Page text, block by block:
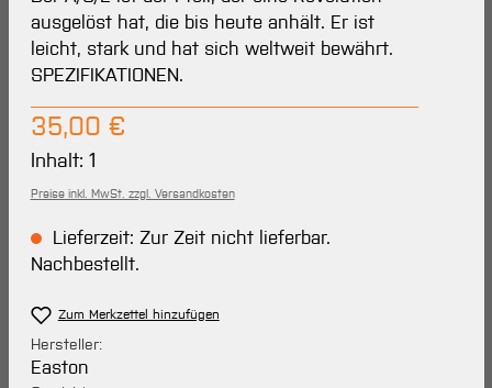
ausgelöst hat, die bis heute anhält. Er ist
leicht, stark und hat sich weltweit bewährt.
SPEZIFIKATIONEN.
Regulärer Preis:
35,00 €
Inhalt: 1
Preise inkl. MwSt. zzgl. Versandkosten
Lieferzeit: Zur Zeit nicht lieferbar.
Nachbestellt.
Zum Merkzettel hinzufügen
Hersteller:
Easton